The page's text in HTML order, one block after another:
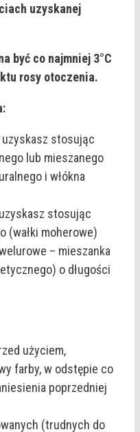
uzyskanej
być co najmniej 3°C
rosy otoczenia.
stosując
lub mieszanego
i włókna
stosując
(wałki moherowe)
– mieszanka
o długości
użyciem,
farby, w odstępie co
poprzedniej
(trudnych do